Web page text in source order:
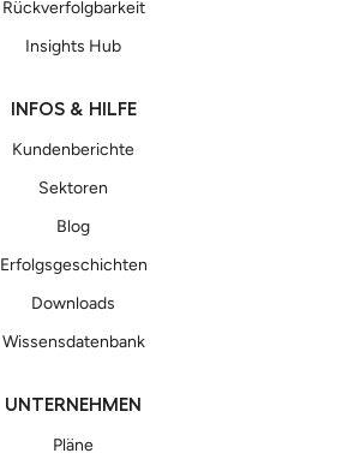
Rückverfolgbarkeit
Insights Hub
INFOS & HILFE
Kundenberichte
Sektoren
Blog
Erfolgsgeschichten
Downloads
Wissensdatenbank
UNTERNEHMEN
Pläne